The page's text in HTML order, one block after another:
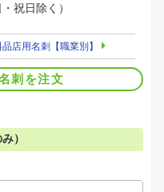
祝日除く）
店用名刺【職業別】
刺を注文
）